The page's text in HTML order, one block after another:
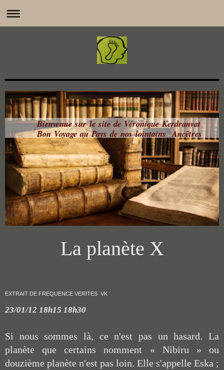
Bienvenue sur le site de Véronique Kerdranvat
Bon Voyage au Pays de nos lointains Ancêtres
La planète X
EXTRAIT DE FREQUENCE VERITES VK
23/01/12 18h15 18h30
Si nous sommes là, ce n'est pas un hasard. La
planète que certains nomment « Nibiru » ou
douzième planète n'est pas loin. Elle s'appelle Eska ;